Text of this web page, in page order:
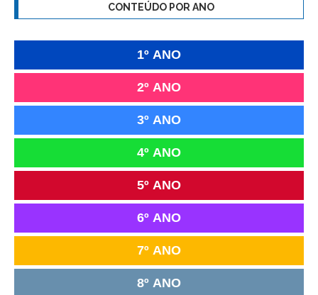
CONTEÚDO POR ANO
1º ANO
2º ANO
3º ANO
4º ANO
5º ANO
6º ANO
7º ANO
8º ANO